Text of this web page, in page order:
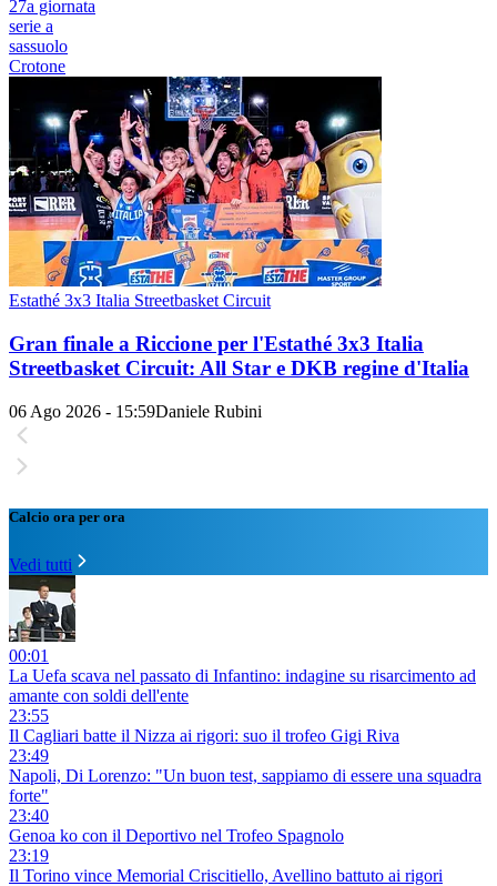
27a giornata
serie a
sassuolo
Crotone
Estathé 3x3 Italia Streetbasket Circuit
Gran finale a Riccione per l'Estathé 3x3 Italia
Streetbasket Circuit: All Star e DKB regine d'Italia
06 Ago 2026 - 15:59Daniele Rubini
Calcio ora per ora
Vedi tutti
00:01
La Uefa scava nel passato di Infantino: indagine su risarcimento ad
amante con soldi dell'ente
23:55
Il Cagliari batte il Nizza ai rigori: suo il trofeo Gigi Riva
23:49
Napoli, Di Lorenzo: "Un buon test, sappiamo di essere una squadra
forte"
23:40
Genoa ko con il Deportivo nel Trofeo Spagnolo
23:19
Il Torino vince Memorial Criscitiello, Avellino battuto ai rigori